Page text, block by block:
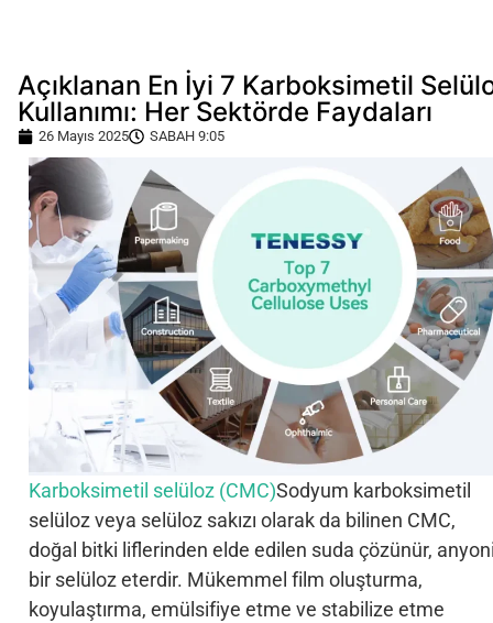
Açıklanan En İyi 7 Karboksimetil
Kullanımı: Her Sektörde Faydaları
26 Mayıs 2025 SABAH 9:05
Karboksimetil selüloz (CMC)Sodyum karboksimetil
selüloz veya selüloz sakızı olarak da bilinen CMC,
doğal bitki liflerinden elde edilen suda çözünür,
bir selüloz eterdir. Mükemmel film oluşturma,
koyulaştırma, emülsifiye etme ve stabilize etme